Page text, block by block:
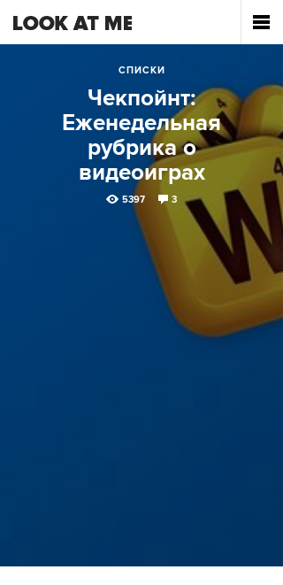
СПИСКИ
Чекпойнт:
Еженедельная
рубрика о
видеоиграх
5397 3